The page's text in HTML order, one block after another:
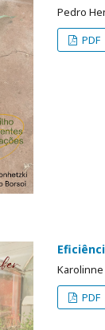
Pedro
PDF
Karolinne
PDF